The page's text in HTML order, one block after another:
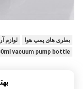
بطری های پمپ هوا
لوازم
vacuum pump bottle